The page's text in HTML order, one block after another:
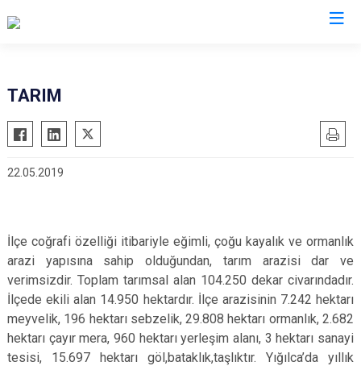
Cumayeri
Akçakoca
Çilimli
Kaynaşlı
Yığılca
TARIM
22.05.2019
İlçe coğrafi özelliği itibariyle eğimli, çoğu kayalık ve ormanlık
arazi yapısına sahip olduğundan, tarım arazisi dar ve
verimsizdir. Toplam tarımsal alan 104.250 dekar civarındadır.
İlçede ekili alan 14.950 hektardır. İlçe arazisinin 7.242 hektarı
meyvelik, 196 hektarı sebzelik, 29.808 hektarı ormanlık, 2.682
hektarı çayır mera, 960 hektarı yerleşim alanı, 3 hektarı sanayi
tesisi, 15.697 hektarı göl,bataklık,taşlıktır. Yığılca’da yıllık